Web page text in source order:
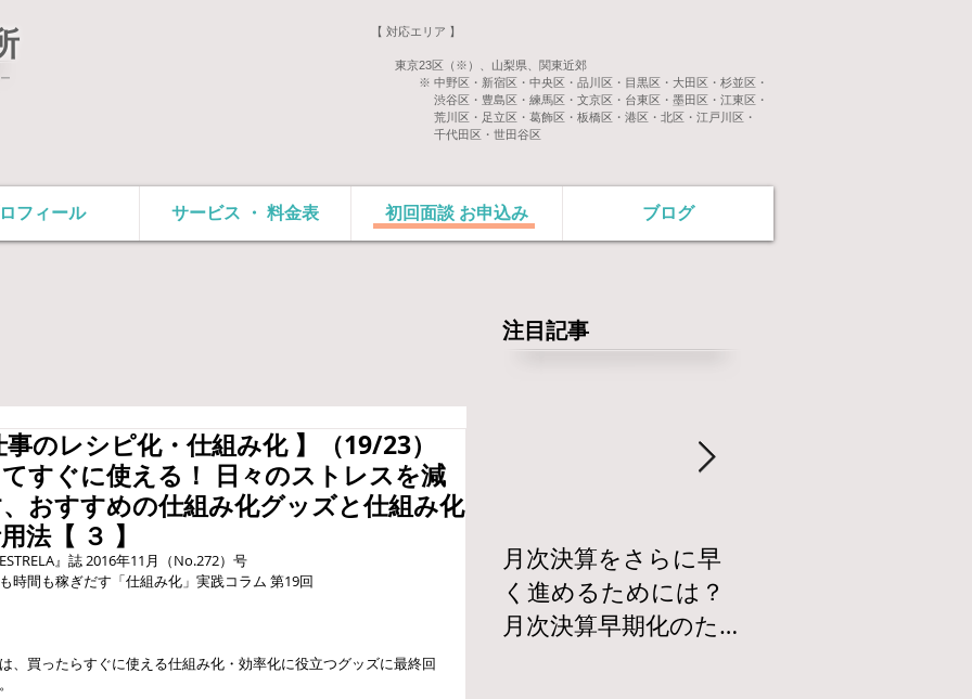
【 対応エリア 】
東京23区（※）、山梨県、関東近郊
※ 中野区・新宿区・中央区・品川区・目黒区・大田区・杉並区・
渋谷区・豊島区・練馬区・文京区・台東区・墨田区・江東区・
荒川区・足立区・葛飾区・板橋区・港区・北区・江戸川区・
千代田区・世田谷区
フィール サービス ・ 料金表 初回面談 お申込み ブログ
注目記事
事のレシピ化・仕組み化 】（19/23）
すぐに使える！ 日々のストレスを減
おすすめの仕組み化グッズと仕組み化
法【 ３ 】
』誌 2016年11月（No.272）号
時間も稼ぎだす「仕組み化」実践コラム 第19回
、買ったらすぐに使える仕組み化・効率化に役立つグッズに最終回
月次決算をさらに早
く進めるためには？
月次決算早期化のた